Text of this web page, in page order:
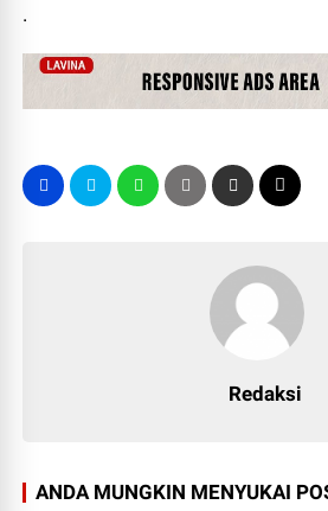
.
Redaksi
ANDA MUNGKIN MENYUKAI